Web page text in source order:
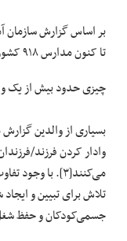
تا کنون مدارس ۹۱۸ کشور جهان تعطیل هستند.، این تقریباً ۹ از ۱۰ دانش آموز مدرسه در سراسر جهان را در بر می‌گیرد.
چیزی حدود بیش از یک و
بسیاری از والدین
وادار کردن فرزند/
می‌کنند[۳]. با
تلاش برای تبیین و
جسمی‌کودکان و حفظ